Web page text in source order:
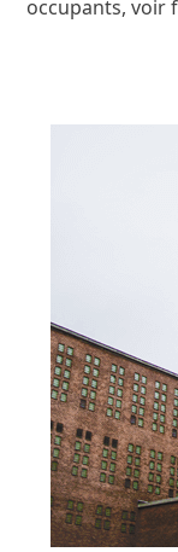
occupants, voir